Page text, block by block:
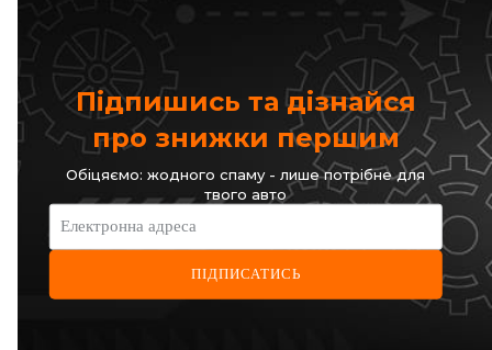
грн
2 246 грн
КУПИТИ
Відправка
Код: BBD5897S
3 222
КУПИТИ
Відправка 12.08
-10%
Підпишись та дізнайся
про знижки першим
Обіцяємо: жодного спаму - лише потрібне для
твого авто
Електронна адреса
ПІДПИСАТИСЬ